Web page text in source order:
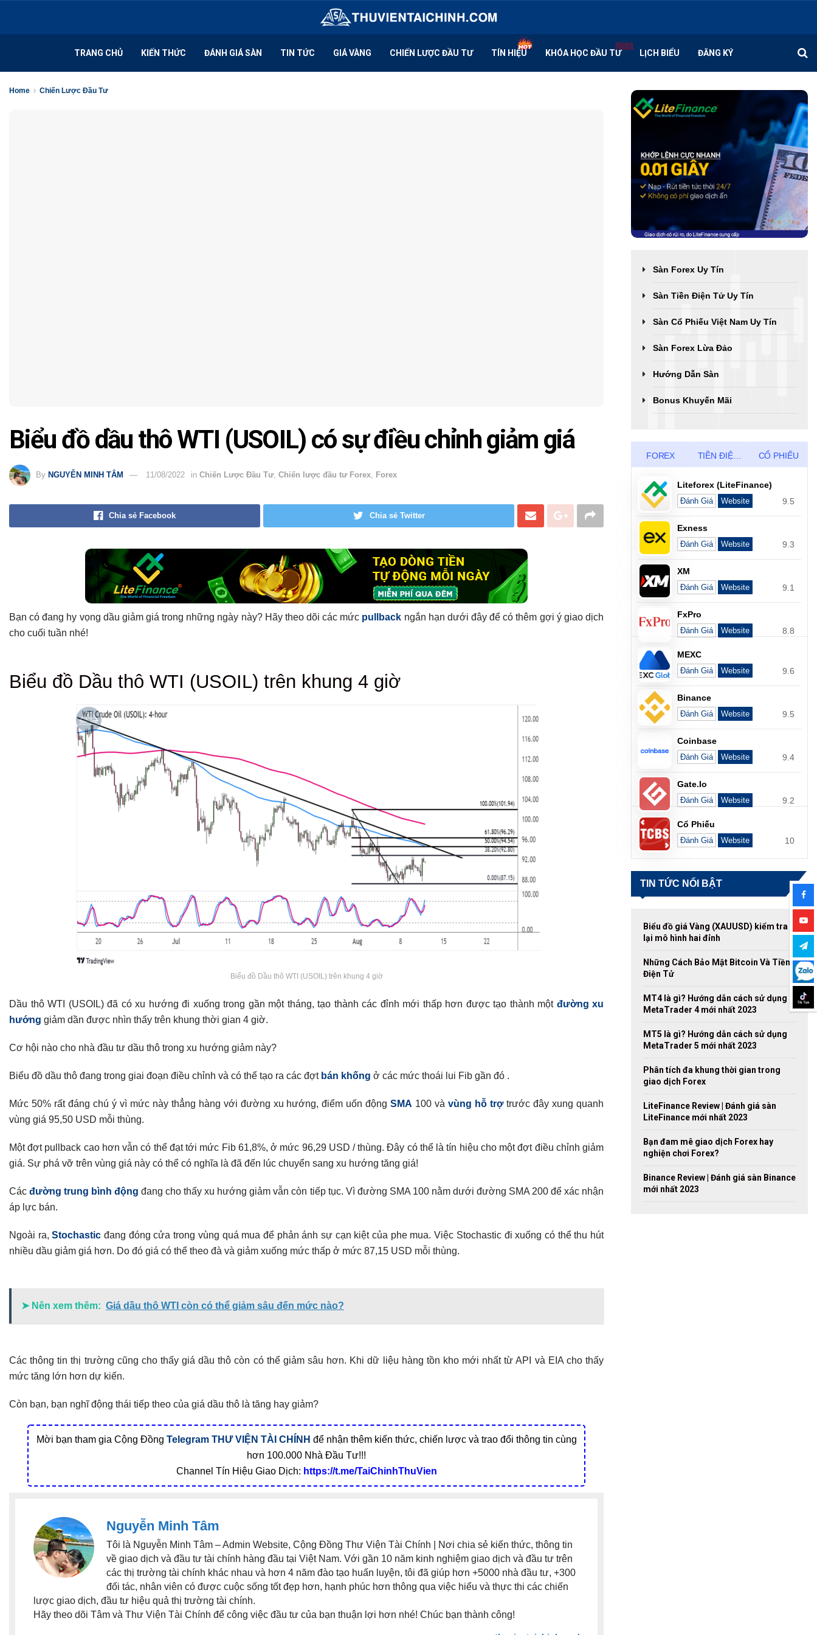
TRANG CHỦ KIẾN THỨC ĐÁNH GIÁ SÀN TIN TỨC GIÁ VÀNG CHIẾN LƯỢC ĐẦU TƯ TÍN HIỆU KHÓA HỌC ĐẦU TƯ LỊCH BIỂU ĐĂNG KÝ
Home Chiến Lược Đầu Tư
Biểu đồ dầu thô WTI (USOIL) có sự điều chỉnh giảm giá
By NGUYỄN MINH TÂM 11/08/2022 in Chiến Lược Đầu Tư, Chiến lược đầu tư Forex Forex
Chia sẻ Facebook Chia sẻ Twitter
Bạn có đang hy vọng dầu giảm giá trong những ngày này? Hãy theo dõi các mức pullback ngắn hạn dưới đây để có thêm gợi ý giao dịch
cho cuối tuần nhé!
Biểu đồ Dầu thô WTI (USOIL) trên khung 4 giờ
Có thể bạn chưa biết
Biểu đồ Dầu thô WTI (USOIL) trên khung 4 giờ
Biểu đồ Dầu thô WTI (USOIL) trên khung 4 giờ
Dầu thô WTI (USOIL) đã có xu hướng đi xuống trong gần một tháng, tạo thành các đỉnh mới thấp hơn được tạo thành một đường xu
hướng giảm dần được nhìn thấy trên khung thời gian 4 giờ.
Cơ hội nào cho nhà đầu tư dầu thô trong xu hướng giảm này?
Biểu đồ dầu thô đang trong giai đoạn điều chỉnh và có thể tạo ra các đợt bán khống ở các mức thoái lui Fib gần đó .
Mức 50% rất đáng chú ý vì mức này thẳng hàng với đường xu hướng, điểm uốn độngSMA 100 vàvùng hỗ trợtrước đây xung quanh
vùng giá 95,50 USD mỗi thùng.
Một đợt pullback cao hơn vẫn có thể đạt tới mức Fib 61,8%, ở mức 96,29 USD / thùng. Đây có thể là tín hiệu cho một đợt điều chỉnh giảm
giá. Sự phá vỡ trên vùng giá này có thể có nghĩa là đã đến lúc chuyển sang xu hướng tăng giá!
Cácđường trung bình động đang cho thấy xu hướng giảm vẫn còn tiếp tục. Vì đường SMA 100 nằm dưới đường SMA 200 để xác nhận
áp lực bán.
Ngoài ra,Stochastic đang đóng cửa trong vùng quá mua để phản ánh sự cạn kiệt của phe mua. Việc Stochastic đi xuống có thể thu hút
nhiều dầu giảm giá hơn. Do đó giá có thể theo đà và giảm xuống mức thấp ở mức 87,15 USD mỗi thùng.
➤ Nên xem thêm: Giá dầu thô WTI còn có thể giảm sâu đến mức nào?
Các thông tin thị trường cũng cho thấy giá dầu thô còn có thể giảm sâu hơn. Khi dữ liệu hàng tồn kho mới nhất từ ​​API và EIA cho thấy
mức tăng lớn hơn dự kiến.
Còn bạn, bạn nghĩ động thái tiếp theo của giá dầu thô là tăng hay giảm?
Mời bạn tham gia Cộng Đồng Telegram THƯ VIỆN TÀI CHÍNH để nhận thêm kiến thức, chiến lược và trao đổi thông tin cùng
hơn 100.000 Nhà Đầu Tư!!!
Channel Tín Hiệu Giao Dịch: https://t.me/TaiChinhThuVien
Nguyễn Minh Tâm
Tôi là Nguyễn Minh Tâm – Admin Website, Cộng Đồng Thư Viện Tài Chính | Nơi chia sẻ kiến thức, thông tin
về giao dịch và đầu tư tài chính hàng đầu tại Việt Nam. Với gần 10 năm kinh nghiệm giao dịch và đầu tư trên
các thị trường tài chính khác nhau và hơn 4 năm đào tạo huấn luyện, tôi đã giúp hơn +5000 nhà đầu tư, +300
đối tác, nhân viên có được cuộc sống tốt đẹp hơn, hạnh phúc hơn thông qua việc hiểu và thực thi các chiến
lược giao dịch, đầu tư hiệu quả thị trường tài chính.
Hãy theo dõi Tâm và Thư Viện Tài Chính để công việc đầu tư của bạn thuận lợi hơn nhé! Chúc bạn thành công!
Sàn Forex Uy Tín
Sàn Tiền Điện Tử Uy Tín
Sàn Cổ Phiếu Việt Nam Uy Tín
Sàn Forex Lừa Đảo
Hướng Dẫn Sàn
Bonus Khuyến Mãi
FOREX TIỀN ĐIỆN TỬ CỔ PHIẾU
Liteforex (LiteFinance)
Đánh Giá Website 9.5
Exness
Đánh Giá Website 9.3
XM
Đánh Giá Website 9.1
FxPro
Đánh Giá Website 8.8
MEXC
Đánh Giá Website 9.6
Binance
Đánh Giá Website 9.5
Coinbase
Đánh Giá Website 9.4
Gate.io
Đánh Giá Website 9.2
Cổ Phiếu
Đánh Giá Website 10
TIN TỨC NỔI BẬT
Biểu đồ giá Vàng (XAUUSD) kiểm tra
lại mô hình hai đỉnh
Những Cách Bảo Mật Bitcoin Và Tiền
Điện Tử
MT4 là gì? Hướng dẫn cách sử dụng
MetaTrader 4 mới nhất 2023
MT5 là gì? Hướng dẫn cách sử dụng
MetaTrader 5 mới nhất 2023
Phân tích đa khung thời gian trong
giao dịch Forex
LiteFinance Review | Đánh giá sàn
LiteFinance mới nhất 2023
Bạn đam mê giao dịch Forex hay
nghiện chơi Forex?
Binance Review | Đánh giá sàn Binance
mới nhất 2023